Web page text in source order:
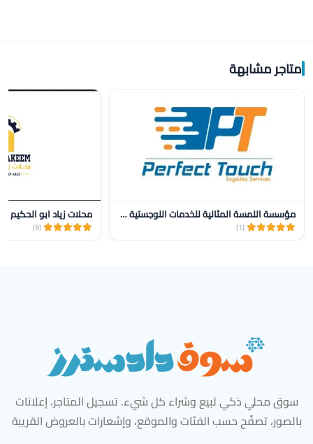
متاجر مشابهة
مؤسسة اللمسة المثالية للخدمات اللوجستية للنقل
(1)
محلات زياد ابو الحكيم
(9)
سوق محلي ذكي لبيع وشراء كل شيء. تسجيل المتاجر، إعلانات
بالصور، تصفّح حسب الفئات والموقع، وإشعارات بالعروض القريبة